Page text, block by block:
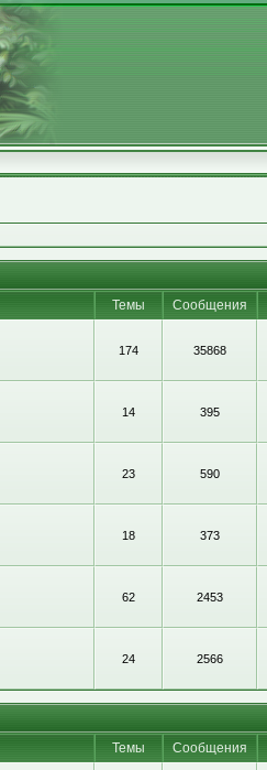
Темы Сообщения
174 35868
14 395
23 590
18 373
62 2453
24 2566
Темы Сообщения